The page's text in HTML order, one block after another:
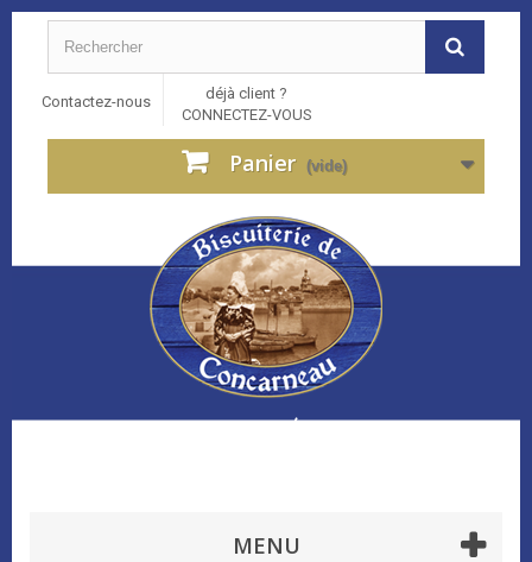
Contactez-nous
déjà client ?
CONNECTEZ-VOUS
Panier (vide)
MENU